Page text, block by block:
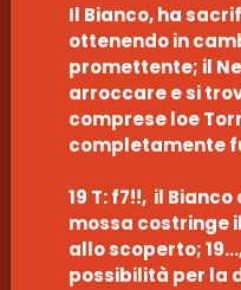
Il Bianco, ha
ottenendo in
promettente; il
arroccare e si
comprese loe
completamente
19 T: f7!!, il
mossa costringe
allo scoperto;
possibilità per la